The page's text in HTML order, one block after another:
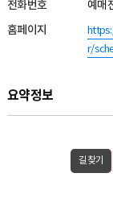
전화번호 예매
홈페이지
r/
요약정보
길찾기